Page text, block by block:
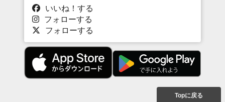
いいね！する
フォローする
フォローする
Topに戻る